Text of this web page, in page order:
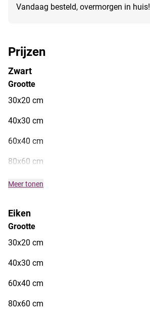
Vandaag besteld, overmorgen in huis!
Prijzen
Zwart
Grootte
30x20 cm
40x30 cm
60x40 cm
80x60 cm
Meer tonen
Eiken
Grootte
30x20 cm
40x30 cm
60x40 cm
80x60 cm